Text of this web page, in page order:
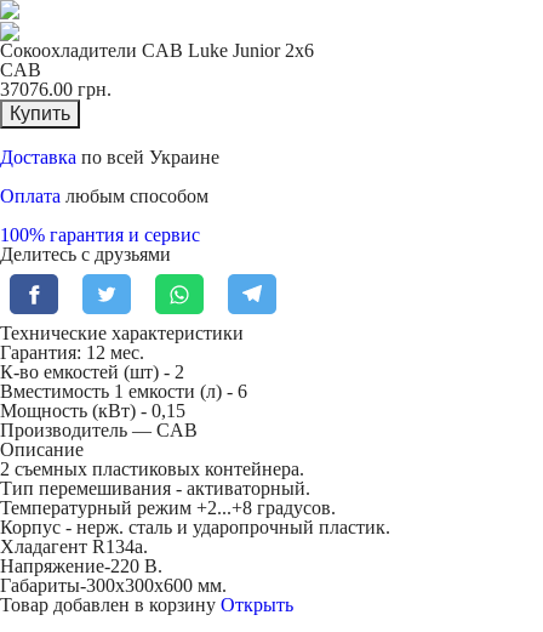
Сокоохладители CAB Luke Junior 2x6
CAB
37076.00 грн.
Купить
Доставка по всей Украине
Оплата любым способом
100% гарантия и сервис
Делитесь с друзьями
Технические характеристики
Гарантия: 12 мес.
К-во емкостей (шт) - 2
Вместимость 1 емкости (л) - 6
Мощность (кВт) - 0,15
Производитель — CAB
Описание
2 съемных пластиковых контейнера.
Тип перемешивания - активаторный.
Температурный режим +2...+8 градусов.
Корпус - нерж. сталь и ударопрочный пластик.
Хладагент R134a.
Напряжение-220 В.
Габариты-300х300х600 мм.
Товар добавлен в корзину Открыть